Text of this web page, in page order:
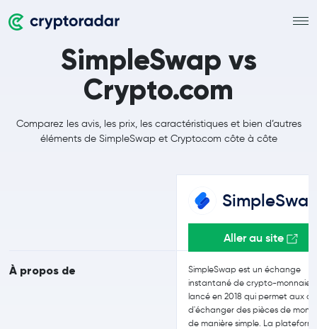
SimpleSwap vs
Crypto.com
Comparez les avis, les prix, les caractéristiques et bien d’autres
éléments de SimpleSwap et Crypto.com côte à côte
À propos de
Aller au site
SimpleSwap est un échange
instantané de crypto-monnaies
lancé en 2018 qui permet aux
d'échanger des pièces de
de manière simple. La